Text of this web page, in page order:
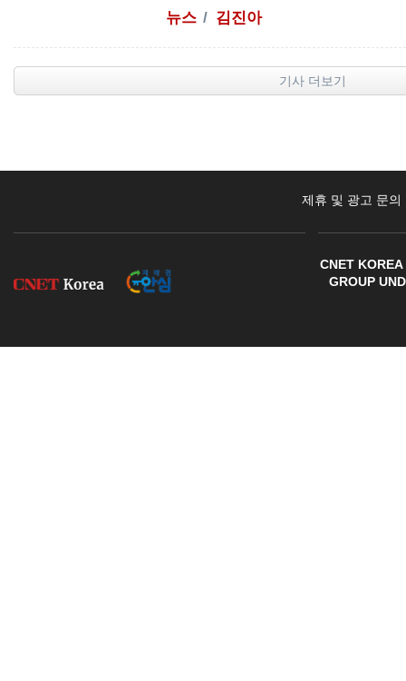
뉴스
김진아
기사 더보기
제휴 및 광고 문의
CNET
GROUP